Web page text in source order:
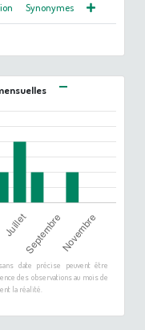
Synonymes
date précise peuvent être
des observations au mois de
la réalité.